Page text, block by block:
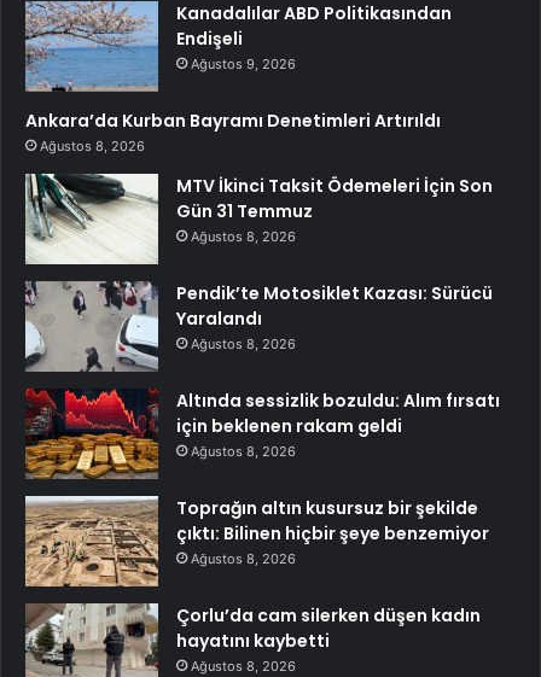
Kanadalılar ABD Politikasından
Endişeli
Ağustos 9, 2026
Ankara’da Kurban Bayramı Denetimleri Artırıldı
Ağustos 8, 2026
MTV İkinci Taksit Ödemeleri İçin Son
Gün 31 Temmuz
Ağustos 8, 2026
Pendik’te Motosiklet Kazası: Sürücü
Yaralandı
Ağustos 8, 2026
Altında sessizlik bozuldu: Alım fırsatı
için beklenen rakam geldi
Ağustos 8, 2026
Toprağın altın kusursuz bir şekilde
çıktı: Bilinen hiçbir şeye benzemiyor
Ağustos 8, 2026
Çorlu’da cam silerken düşen kadın
hayatını kaybetti
Ağustos 8, 2026